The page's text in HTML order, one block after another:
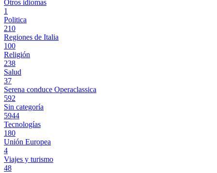
Otros idiomas
1
Politica
210
Regiones de Italia
100
Religión
238
Salud
37
Serena conduce Operaclassica
592
Sin categoría
5944
Tecnologías
180
Unión Europea
4
Viajes y turismo
48